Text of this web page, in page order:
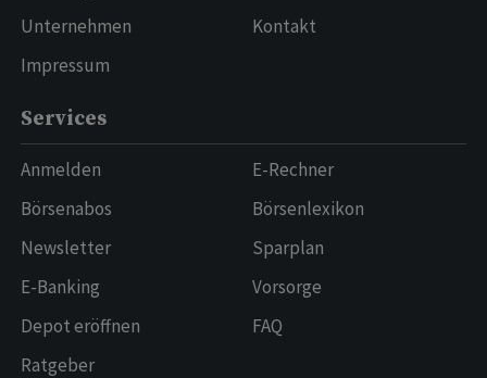
Unternehmen
Impressum
Kontakt
Services
Anmelden
Börsenabos
Newsletter
E-Banking
Depot eröffnen
Ratgeber
E-Rechner
Börsenlexikon
Sparplan
Vorsorge
FAQ